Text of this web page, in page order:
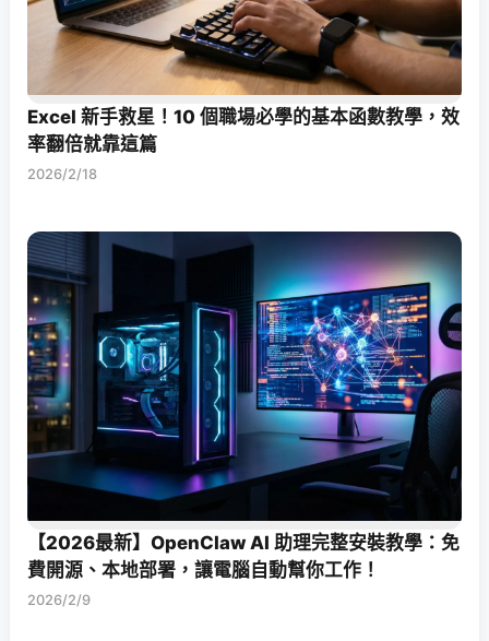
Excel 新手救星！10 個職場必學的基本函數教學，效
率翻倍就靠這篇
2026/2/18
【2026最新】OpenClaw AI 助理完整安裝教學：免
費開源、本地部署，讓電腦自動幫你工作！
2026/2/9